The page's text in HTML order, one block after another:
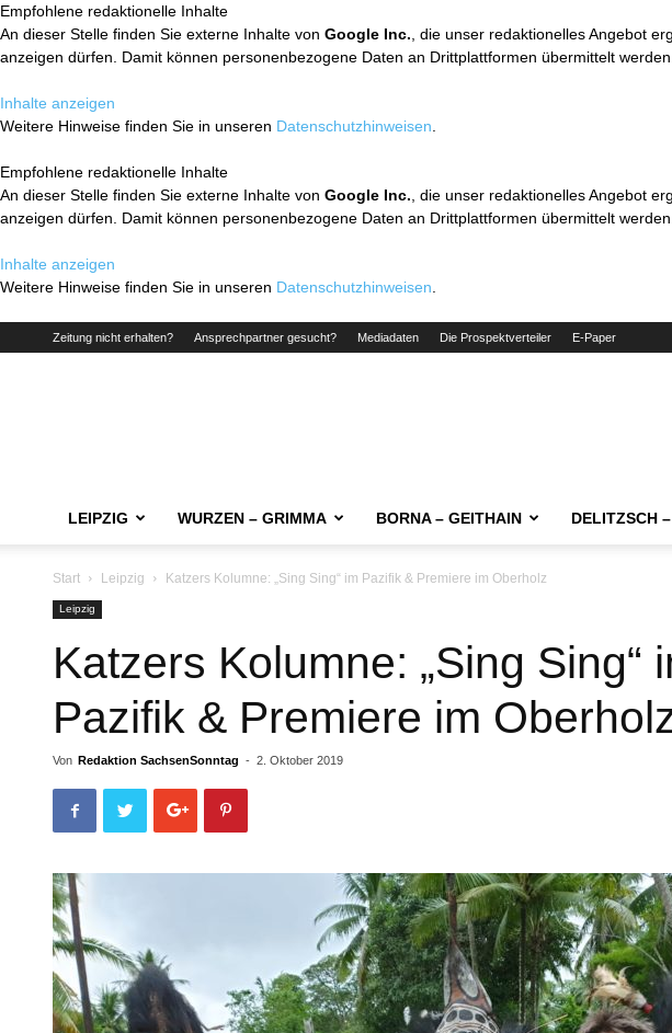
Empfohlene redaktionelle Inhalte
An dieser Stelle finden Sie externe Inhalte von Google Inc. , die unser redaktionelles Angebot
anzeigen dürfen. Damit können personenbezogene Daten an Drittplattformen übermittelt werden.
Inhalte anzeigen
Weitere Hinweise finden Sie in unseren Datenschutzhinweisen
Empfohlene redaktionelle Inhalte
An dieser Stelle finden Sie externe Inhalte von Google Inc. , die unser redaktionelles Angebot
anzeigen dürfen. Damit können personenbezogene Daten an Drittplattformen übermittelt werden.
Inhalte anzeigen
Weitere Hinweise finden Sie in unseren Datenschutzhinweisen
Zeitung nicht erhalten? Ansprechpartner gesucht? Mediadaten Die Prospektverteiler E-Paper
LEIPZIG WURZEN – GRIMMA BORNA – GEITHAIN DELITZSCH
Start Leipzig Katzers Kolumne: „Sing Sing“ im Pazifik & Premiere im Oberholz
Leipzig
Katzers Kolumne: „Sing Sing“
Pazifik & Premiere im
Von Redaktion SachsenSonntag - 2. Oktober 2019